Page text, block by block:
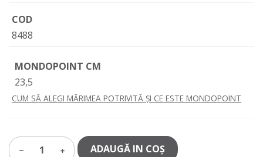
COD
8488
MONDOPOINT CM
23,5
CUM SĂ ALEGI MĂRIMEA POTRIVITĂ ȘI CE ESTE MONDOPOINT
1 ADAUGĂ IN COŞ